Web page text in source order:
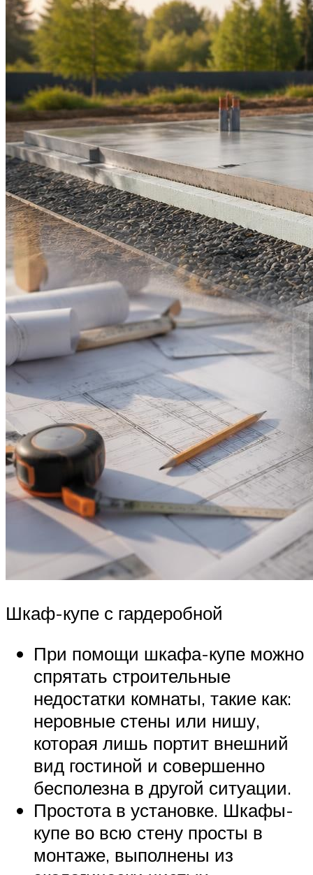
Шкаф-купе с гардеробной
При помощи шкафа-купе можно
спрятать строительные
недостатки комнаты, такие как:
неровные стены или нишу,
которая лишь портит внешний
вид гостиной и совершенно
бесполезна в другой ситуации.
Простота в установке. Шкафы-
купе во всю стену просты в
монтаже, выполнены из